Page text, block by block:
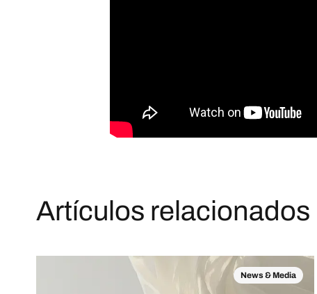
Artículos relacionados
News & Media